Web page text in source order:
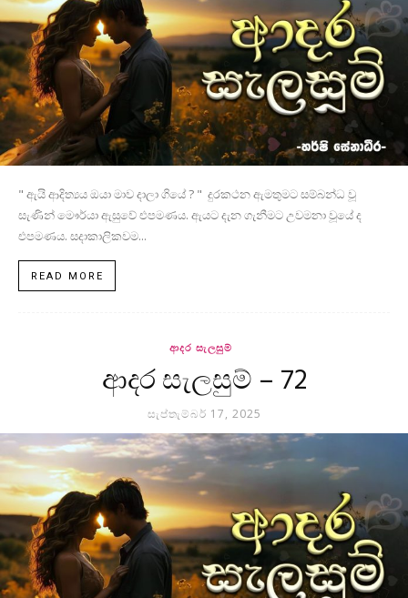
" ඇයි ආදිත්‍යය ඔයා මාව දාලා ගියේ ? " දුරකථන ඇමතුමට සම්බන්ධ වූ
සැණින් මෞර්යා ඇසුවේ එපමණය. ඇයට දැන ගැනීමට උවමනා වූයේ ද
එපමණය. සදාකාලිකවම...
READ MORE
ආදර සැලසුම්
ආදර සැලසුම් – 72
සැප්තැම්බර් 17, 2025